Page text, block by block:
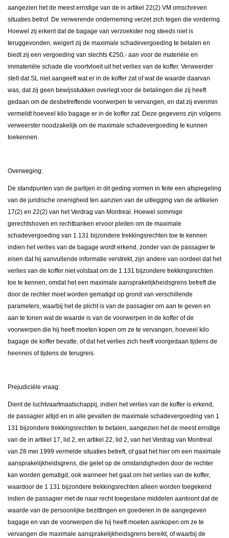
aangezien het de meest ernstige van de in artikel 22(2) VM omschreven
situaties betrof. De verwerende onderneming verzet zich tegen die vordering.
Hoewel zij erkent dat de bagage van verzoekster nog steeds niet is
teruggevonden, weigert zij de maximale schadevergoeding te betalen en
biedt zij een vergoeding van slechts €250,- aan voor de materiële en
immateriële schade die voortvloeit uit het verlies van de koffer. Verweerder
stelt dat SL niet aangeeft wat er in de koffer zat of wat de waarde daarvan
was, dat zij geen bewijsstukken overlegt voor de betalingen die zij heeft
gedaan om de desbetreffende voorwerpen te vervangen, en dat zij evenmin
vermeldt hoeveel kilo bagage er in de koffer zat. Deze gegevens zijn volgens
verweerster noodzakelijk om de maximale schadevergoeding te kunnen
toekennen.
Overweging:
De standpunten van de partijen in dit geding vormen in feite een afspiegeling
van de juridische onenigheid ten aanzien van de uitlegging van de artikelen
17(2) en 22(2) van het Verdrag van Montreal. Hoewel sommige
gerechtshoven en rechtbanken ervoor pleiten om de maximale
schadevergoeding van 1.131 bijzondere trekkingsrechten toe te kennen
indien het verlies van de bagage wordt erkend, zonder van de passagier te
eisen dat hij aanvullende informatie verstrekt, zijn andere van oordeel dat het
verlies van de koffer niet volstaat om de 1.131 bijzondere trekkingsrechten
toe te kennen, omdat het een maximale aansprakelijkheidsgrens betreft die
door de rechter moet worden gematigd op grond van verschillende
parameters, waarbij het de plicht is van de passagier om aan te geven en
aan te tonen wat de waarde is van de voorwerpen in de koffer of de
voorwerpen die hij heeft moeten kopen om ze te vervangen, hoeveel kilo
bagage de koffer bevatte, of dat het verlies zich heeft voorgedaan tijdens de
heenreis of tijdens de terugreis.
Prejudiciële vraag:
Dient de luchtvaartmaatschappij, indien het verlies van de koffer is erkend,
de passagier altijd en in alle gevallen de maximale schadevergoeding van 1
131 bijzondere trekkingsrechten te betalen, aangezien het de meest ernstige
van de in artikel 17, lid 2, en artikel 22, lid 2, van het Verdrag van Montreal
van 28 mei 1999 vermelde situaties betreft, of gaat het hier om een maximale
aansprakelijkheidsgrens, die gelet op de omstandigheden door de rechter
kan worden gematigd, ook wanneer het gaat om het verlies van de koffer,
waardoor de 1 131 bijzondere trekkingsrechten alleen worden toegekend
indien de passagier met de naar recht toegestane middelen aantoont dat de
waarde van de persoonlijke bezittingen en goederen in de aangegeven
bagage en van de voorwerpen die hij heeft moeten aankopen om ze te
vervangen die maximale aansprakelijkheidsgrens bereikt, of waarbij de